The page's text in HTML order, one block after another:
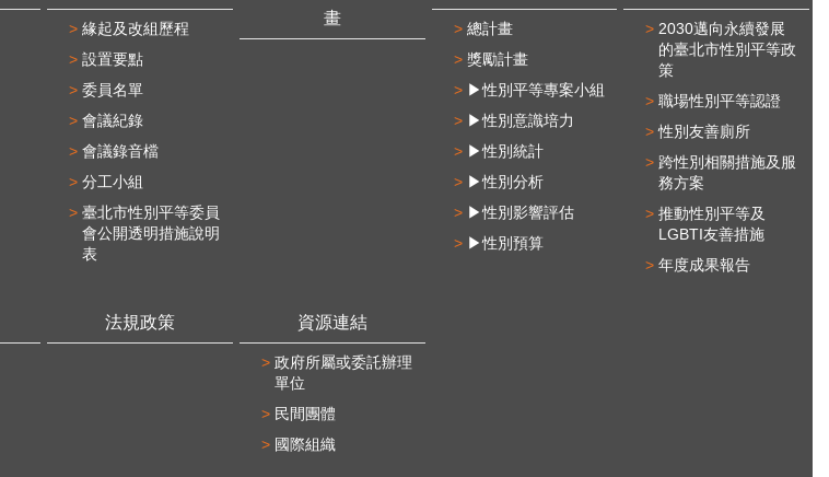
緣起及改組歷程
設置要點
委員名單
會議紀錄
會議錄音檔
分工小組
臺北市性別平等委員
會公開透明措施說明
表
畫
總計畫
獎勵計畫
▶性別平等專案小組
▶性別意識培力
▶性別統計
▶性別分析
▶性別影響評估
▶性別預算
2030邁向永續發展
的臺北市性別平等政
策
職場性別平等認證
性別友善廁所
跨性別相關措施及服
務方案
推動性別平等及
LGBTI友善措施
年度成果報告
法規政策 資源連結
政府所屬或委託辦理
單位
民間團體
國際組織